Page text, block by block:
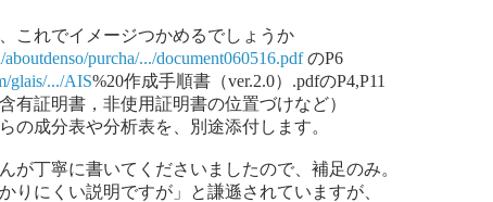
これでイメージつかめるでしょうか
purcha/.../document060516.pdfのP6
glais/.../AIS%20作成手順書（ver.2.0）.pdfのP4,P11
有証明書，非使用証明書の位置づけなど）
の成分表や分析表を、別途添付します。
が丁寧に書いてくださいましたので、補足のみ。
りにくい説明ですが」と謙遜されていますが、